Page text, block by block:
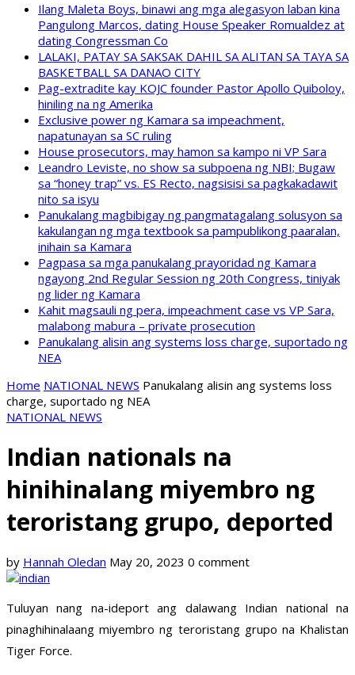
Ilang Maleta Boys, binawi ang mga alegasyon laban kina
Pangulong Marcos, dating House Speaker Romualdez at
dating Congressman Co
LALAKI, PATAY SA SAKSAK DAHIL SA ALITAN SA TAYA SA
BASKETBALL SA DANAO CITY
Pag-extradite kay KOJC founder Pastor Apollo Quiboloy,
hiniling na ng Amerika
Exclusive power ng Kamara sa impeachment,
napatunayan sa SC ruling
House prosecutors, may hamon sa kampo ni VP Sara
Leandro Leviste, no show sa subpoena ng NBI; Bugaw
sa “honey trap” vs. ES Recto, nagsisisi sa pagkakadawit
nito sa isyu
Panukalang magbibigay ng pangmatagalang solusyon sa
kakulangan ng mga textbook sa pampublikong paaralan,
inihain sa Kamara
Pagpasa sa mga panukalang prayoridad ng Kamara
ngayong 2nd Regular Session ng 20th Congress, tiniyak
ng lider ng Kamara
Kahit magsauli ng pera, impeachment case vs VP Sara,
malabong mabura – private prosecution
Panukalang alisin ang systems loss charge, suportado ng
NEA
Home NATIONAL NEWS Panukalang alisin ang systems loss
charge, suportado ng NEA
NATIONAL NEWS
Indian nationals na
hinihinalang miyembro ng
teroristang grupo, deported
by Hannah Oledan May 20, 2023 0 comment
Tuluyan nang na-ideport ang dalawang Indian national na
pinaghihinalaang miyembro ng teroristang grupo na Khalistan
Tiger Force.